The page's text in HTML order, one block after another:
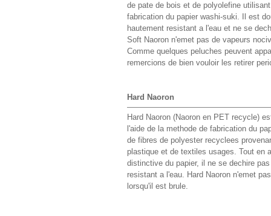
de pate de bois et de polyolefine
fabrication du papier washi-suki. Il est
hautement resistant a l'eau et ne se
Soft Naoron n'emet pas de vapeurs
Comme quelques peluches peuvent
remercions de bien vouloir les retirer
Hard Naoron
Hard Naoron (Naoron en PET recycle)
l'aide de la methode de fabrication du
de fibres de polyester recyclees
plastique et de textiles usages. Tout en
distinctive du papier, il ne se dechire
resistant a l'eau. Hard Naoron n'emet
lorsqu'il est brule.